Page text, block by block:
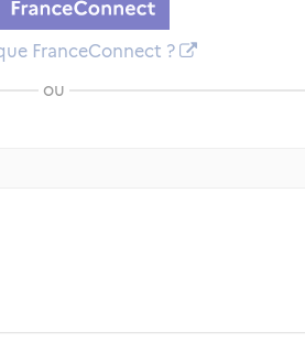
FranceConnect ?
ou